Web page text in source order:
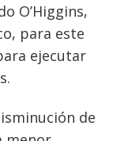
O’Higgins,
para este
ejecutar
de